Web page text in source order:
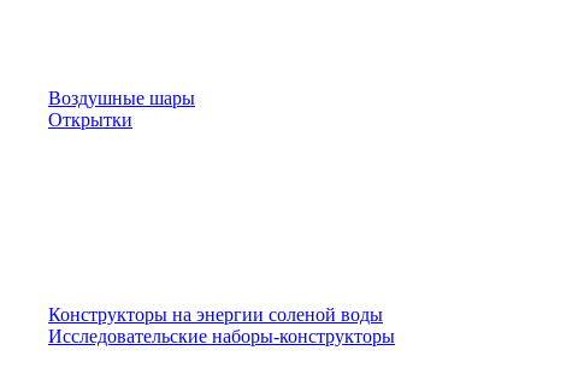
Воздушные шары
Открытки
Конструкторы на энергии соленой воды
Исследовательские наборы-конструкторы